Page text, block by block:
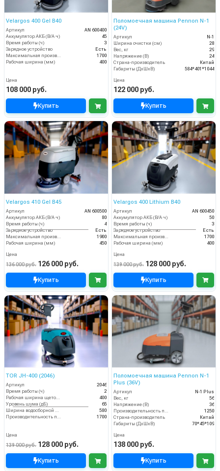
Velargos 400 Gel B40
Артикул
AN 600400
Аккумулятор АКБ (В/А·ч)
45
Время работы (ч)
3
Зарядное устройство
Есть
Максимальная производительность (кв.м/час)
1700
Рабочая ширина (мм)
400
Цена
108 000 руб.
Купить
Поломоечная машина Pennon N-1
(24V)
Артикул
N-1
Ширина очистки (см)
28
Вес, кг
29
Напряжение (В)
24
Страна-производитель
Китай
Габариты (ДхШхВ)
584*401*1044
Цена
122 000 руб.
Купить
Velargos 410 Gel B45
Артикул
AN 600500
Аккумулятор АКБ (В/А·ч)
80
Время работы (ч)
4
Зарядное устройство
Есть
1900
Рабочая ширина (мм)
450
Цена
136 000 руб. 126 000 руб.
Купить
Velargos 400 Lithium B40
Артикул
AN 600450
Аккумулятор АКБ (В/А·ч)
50
Время работы (ч)
3
Зарядное устройство
Есть
1700
Рабочая ширина (мм)
400
Цена
139 000 руб. 128 000 руб.
Купить
TOR JH-400 (2046)
Артикул
2046
Время работы (ч)
2
Рабочая ширина щеток (мм)
400
Уровень шума (дБ)
65
Ширина водосборной рейки
580
Производительность по площади (м2/ч)
1700
Цена
139 000 руб. 128 000 руб.
Купить
Поломоечная машина Pennon N-1
Plus (36V)
Артикул
N-1 Plus
Вес, кг
56
Напряжение (В)
36
Производительность по площади (м2/ч)
1250
Страна-производитель
Китай
Габариты (ДхШхВ)
70*45*109
Цена
138 000 руб.
Купить